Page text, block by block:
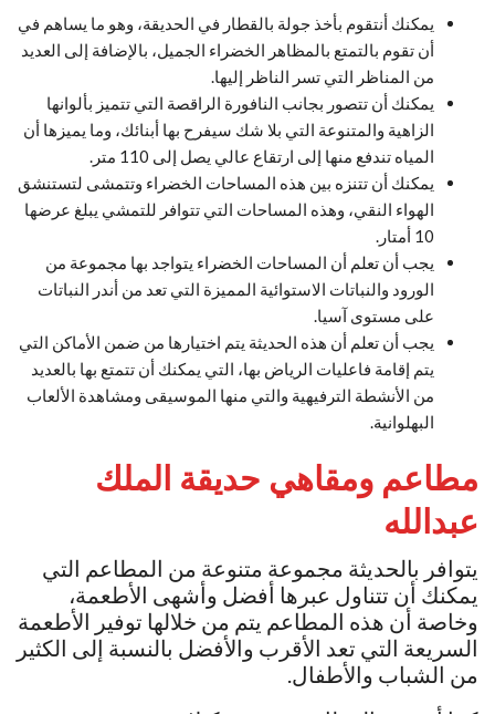
يمكنك أنتقوم بأخذ جولة بالقطار في الحديقة، وهو ما يساهم في
أن تقوم بالتمتع بالمظاهر الخضراء الجميل، بالإضافة إلى العديد
من المناظر التي تسر الناظر إليها.
يمكنك أن تتصور بجانب النافورة الراقصة التي تتميز بألوانها
الزاهية والمتنوعة التي بلا شك سيفرح بها أبنائك، وما يميزها أن
المياه تندفع منها إلى ارتقاع عالي يصل إلى 110 متر.
يمكنك أن تتنزه بين هذه المساحات الخضراء وتتمشى لتستنشق
الهواء النقي، وهذه المساحات التي تتوافر للتمشي يبلغ عرضها
10 أمتار.
يجب أن تعلم أن المساحات الخضراء يتواجد بها مجموعة من
الورود والنباتات الاستوائية المميزة التي تعد من أندر النباتات
على مستوى آسيا.
يجب أن تعلم أن هذه الحديثة يتم اختيارها من ضمن الأماكن التي
يتم إقامة فاعليات الرياض بها، التي يمكنك أن تتمتع بها بالعديد
من الأنشطة الترفيهية والتي منها الموسيقى ومشاهدة الألعاب
البهلوانية.
مطاعم ومقاهي حديقة الملك
عبدالله
يتوافر بالحديثة مجموعة متنوعة من المطاعم التي
يمكنك أن تتناول عبرها أفضل وأشهى الأطعمة،
وخاصة أن هذه المطاعم يتم من خلالها توفير الأطعمة
السريعة التي تعد الأقرب والأفضل بالنسبة إلى الكثير
من الشباب والأطفال.